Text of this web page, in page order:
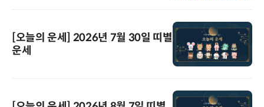
[오늘의 운세] 2026년 7월 30일 띠별
운세